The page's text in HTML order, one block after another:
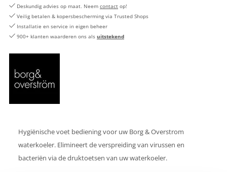
Deskundig advies op maat. Neem contact op!
Veilig betalen & kopersbescherming via Trusted Shops
Installatie en service in eigen beheer
900+ klanten waarderen ons als uitstekend
Hygiënische voet bediening voor uw Borg & Overstrom
waterkoeler. Elimineert de verspreiding van virussen en
bacteriën via de druktoetsen van uw waterkoeler.